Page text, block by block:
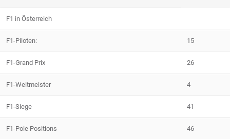
F1 in Österreich
F1-Piloten: 15
F1-Grand Prix 26
F1-Weltmeister 4
F1-Siege 41
F1-Pole Positions 46